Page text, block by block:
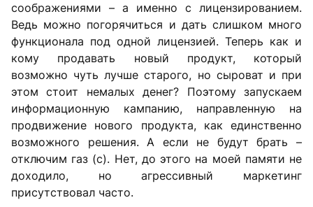
соображениями – а именно с лицензированием.
Ведь можно погорячиться и дать слишком много
функционала под одной лицензией. Теперь как и
кому продавать новый продукт, который
возможно чуть лучше старого, но сыроват и при
этом стоит немалых денег? Поэтому запускаем
информационную кампанию, направленную на
продвижение нового продукта, как единственно
возможного решения. А если не будут брать –
отключим газ (с). Нет, до этого на моей памяти не
доходило, но агрессивный маркетинг
присутствовал часто.